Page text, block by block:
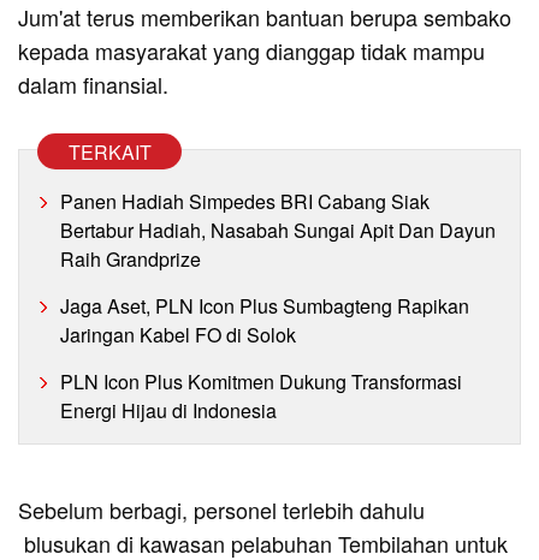
Jum'at terus memberikan bantuan berupa sembako
kepada masyarakat yang dianggap tidak mampu
dalam finansial.
TERKAIT
Panen Hadiah Simpedes BRI Cabang Siak
Bertabur Hadiah, Nasabah Sungai Apit Dan Dayun
Raih Grandprize
Jaga Aset, PLN Icon Plus Sumbagteng Rapikan
Jaringan Kabel FO di Solok
PLN Icon Plus Komitmen Dukung Transformasi
Energi Hijau di Indonesia
Sebelum berbagi, personel terlebih dahulu
blusukan di kawasan pelabuhan Tembilahan untuk